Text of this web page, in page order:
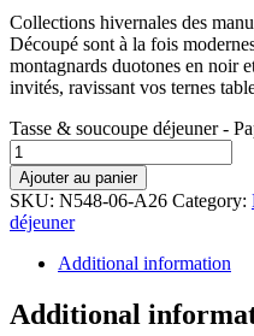
Collections hivernales des
Découpé sont à la fois
montagnards duotones en noir
invités, ravissant vos ternes
Tasse & soucoupe déjeuner -
Ajouter au panier
SKU: N548-06-A26 Category:
déjeuner
Additional information
Additional